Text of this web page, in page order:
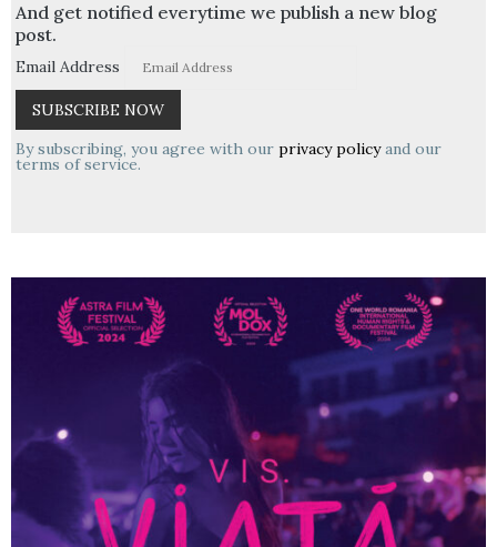
And get notified everytime we publish a new blog
post.
Email Address
By subscribing, you agree with our privacy policyand our
terms of service.